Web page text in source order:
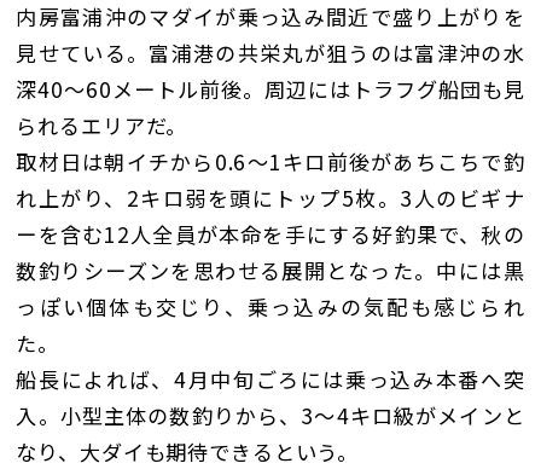
内房富浦沖のマダイが乗っ込み間近で盛り上がりを
見せている。富浦港の共栄丸が狙うのは富津沖の水
深40〜60メートル前後。周辺にはトラフグ船団も見
られるエリアだ。
取材日は朝イチから0.6〜1キロ前後があちこちで釣
れ上がり、2キロ弱を頭にトップ5枚。3人のビギナ
ーを含む12人全員が本命を手にする好釣果で、秋の
数釣りシーズンを思わせる展開となった。中には黒
っぽい個体も交じり、乗っ込みの気配も感じられ
た。
船長によれば、4月中旬ごろには乗っ込み本番へ突
入。小型主体の数釣りから、3〜4キロ級がメインと
なり、大ダイも期待できるという。